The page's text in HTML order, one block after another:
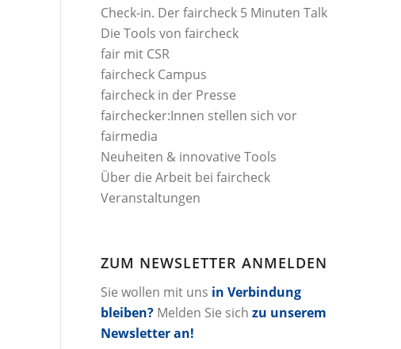
Check-in. Der faircheck 5 Minuten Talk
Die Tools von faircheck
fair mit CSR
faircheck Campus
faircheck in der Presse
fairchecker:Innen stellen sich vor
fairmedia
Neuheiten & innovative Tools
Über die Arbeit bei faircheck
Veranstaltungen
ZUM NEWSLETTER ANMELDEN
Sie wollen mit uns in Verbindung
bleiben? Melden Sie sich zu unserem
Newsletter an!